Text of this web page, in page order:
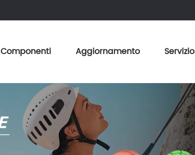
Componenti Aggiornamento Servizio